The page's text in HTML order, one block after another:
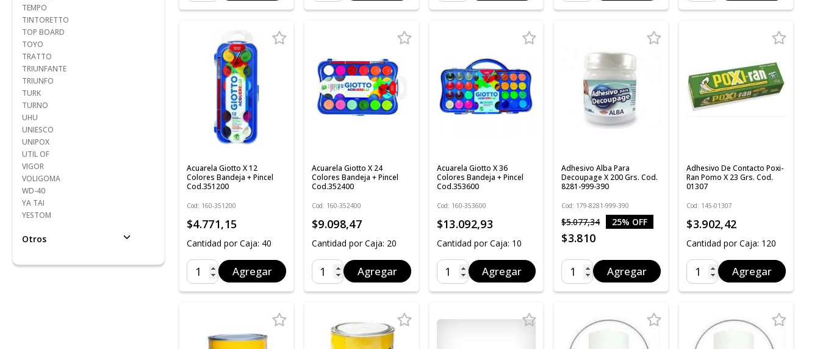
TEMPO
TINTORETTO
TOP BOARD
TOYO
TRATTO
TRIUNFANTE
TRIUNFO
TURK
TURNO
UHU
UNIESCO
UNIPOX
UTIL OF
VIGOR
VOLIGOMA
WD-40
YA TAI
YESTOM
Otros
Acuarela Giotto X 12
Colores Bandeja + Pincel
Cod.351200
Cod: 160-351200
$4.771,15
Cantidad por Caja: 40
Agregar
Acuarela Giotto X 24
Colores Bandeja + Pincel
Cod.352400
Cod: 160-352400
$9.098,47
Cantidad por Caja: 20
Agregar
Acuarela Giotto X 36
Colores Bandeja + Pincel
Cod.353600
Cod: 160-353600
$13.092,93
Cantidad por Caja: 10
Agregar
Adhesivo Alba Para
Decoupage X 200 Grs. Cod.
8281-999-390
Cod: 179-8281-999-390
$5.077,34 25% OFF
$3.810
Agregar
Adhesivo De Contacto Poxi-
Ran Pomo X 23 Grs. Cod.
01307
Cod: 145-01307
$3.902,42
Cantidad por Caja: 120
Agregar